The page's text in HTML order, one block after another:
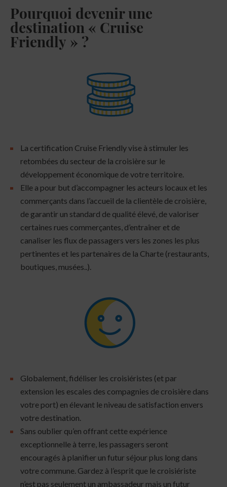
Pourquoi devenir une
destination « Cruise
Friendly » ?
La certification Cruise Friendly vise à stimuler les
retombées du secteur de la croisière sur le
développement économique de votre territoire.
Elle a pour but d’accompagner les acteurs locaux et les
commerçants dans l’accueil de la clientèle de croisière,
de garantir un standard de qualité élevé, de valoriser
certaines rues commerçantes, d’entraîner et de
canaliser les flux de passagers vers les zones les plus
pertinentes et les partenaires de la Charte (restaurants,
boutiques, musées..).
Globalement, fidéliser les croisiéristes (et par
extension les escales des compagnies de croisière dans
votre port) en élevant le niveau de satisfaction envers
votre destination.
Sans oublier qu’en offrant cette expérience
exceptionnelle à terre, les passagers seront
encouragés à planifier un futur séjour plus long dans
votre commune. Gardez à l’esprit que le croisiériste
n’est pas seulement un ambassadeur mais un futur